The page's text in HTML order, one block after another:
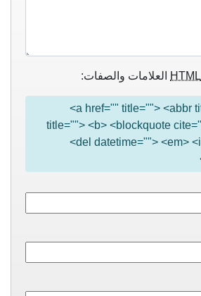
HTML العلامات والصفات:
<a href="" title=""> <abbr
title=""> <b> <blockquote
<del datetime=""> <em>